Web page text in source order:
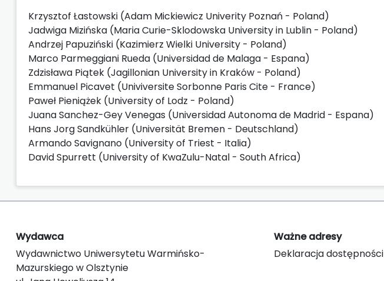
Krzysztof Łastowski (Adam Mickiewicz Univerity Poznań - Poland)
Jadwiga Mizińska (Maria Curie-Sklodowska University in Lublin - Poland)
Andrzej Papuziński (Kazimierz Wielki University - Poland)
Marco Parmeggiani Rueda (Universidad de Malaga - Espana)
Zdzisława Piątek (Jagillonian University in Kraków - Poland)
Emmanuel Picavet (Univiversite Sorbonne Paris Cite - France)
Paweł Pieniążek (University of Lodz - Poland)
Juana Sanchez-Gey Venegas (Universidad Autonoma de Madrid - Espana)
Hans Jorg Sandkühler (Universität Bremen - Deutschland)
Armando Savignano (University of Triest - Italia)
David Spurrett (University of KwaZulu-Natal - South Africa)
Wydawca
Wydawnictwo Uniwersytetu Warmińsko-
Mazurskiego w Olsztynie
Ważne adresy
Deklaracja dostępności